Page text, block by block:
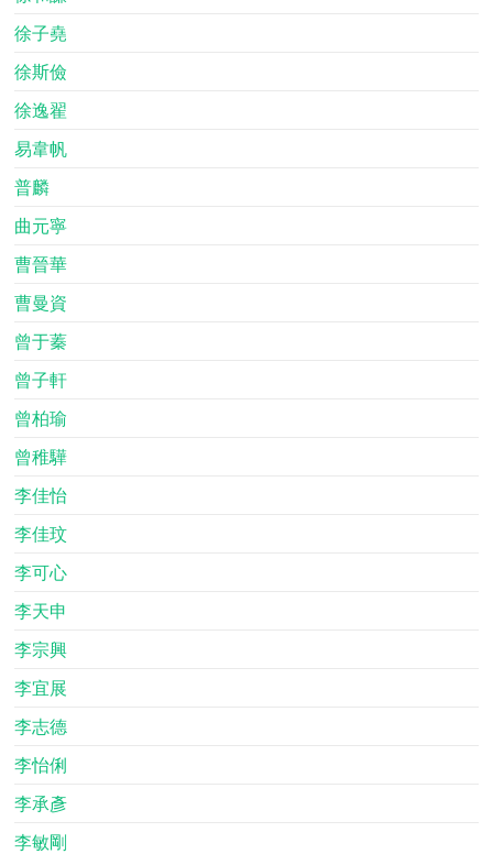
徐子堯
徐斯儉
徐逸翟
易韋帆
普麟
曲元寧
曹晉華
曹曼資
曾于蓁
曾子軒
曾柏瑜
曾稚驊
李佳怡
李佳玟
李可心
李天申
李宗興
李宜展
李志德
李怡俐
李承彥
李敏剛